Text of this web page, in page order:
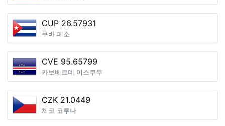
CUP 26.57931
쿠바 페소
CVE 95.65799
카보베르데 이스쿠두
CZK 21.0449
체코 코루나